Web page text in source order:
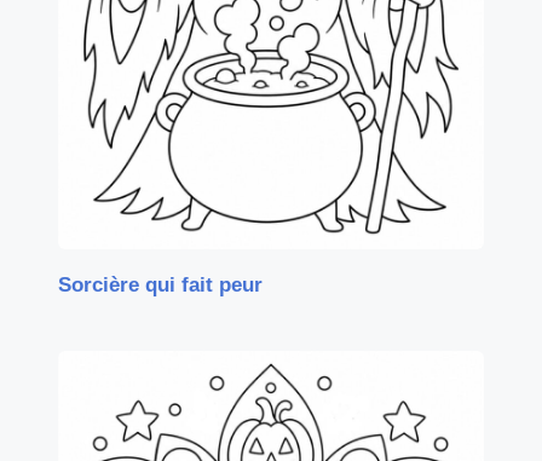
Sorcière qui fait peur